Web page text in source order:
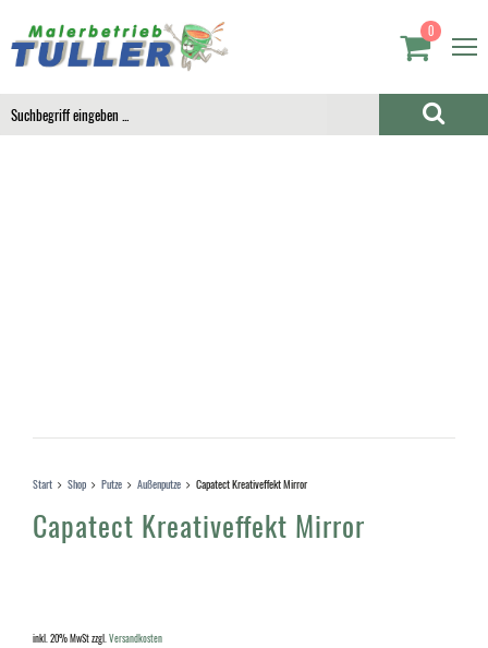
0
Start Shop Putze Außenputze Capatect Kreativeffekt Mirror
Capatect Kreativeffekt Mirror
inkl. 20% MwStzzgl.Versandkosten